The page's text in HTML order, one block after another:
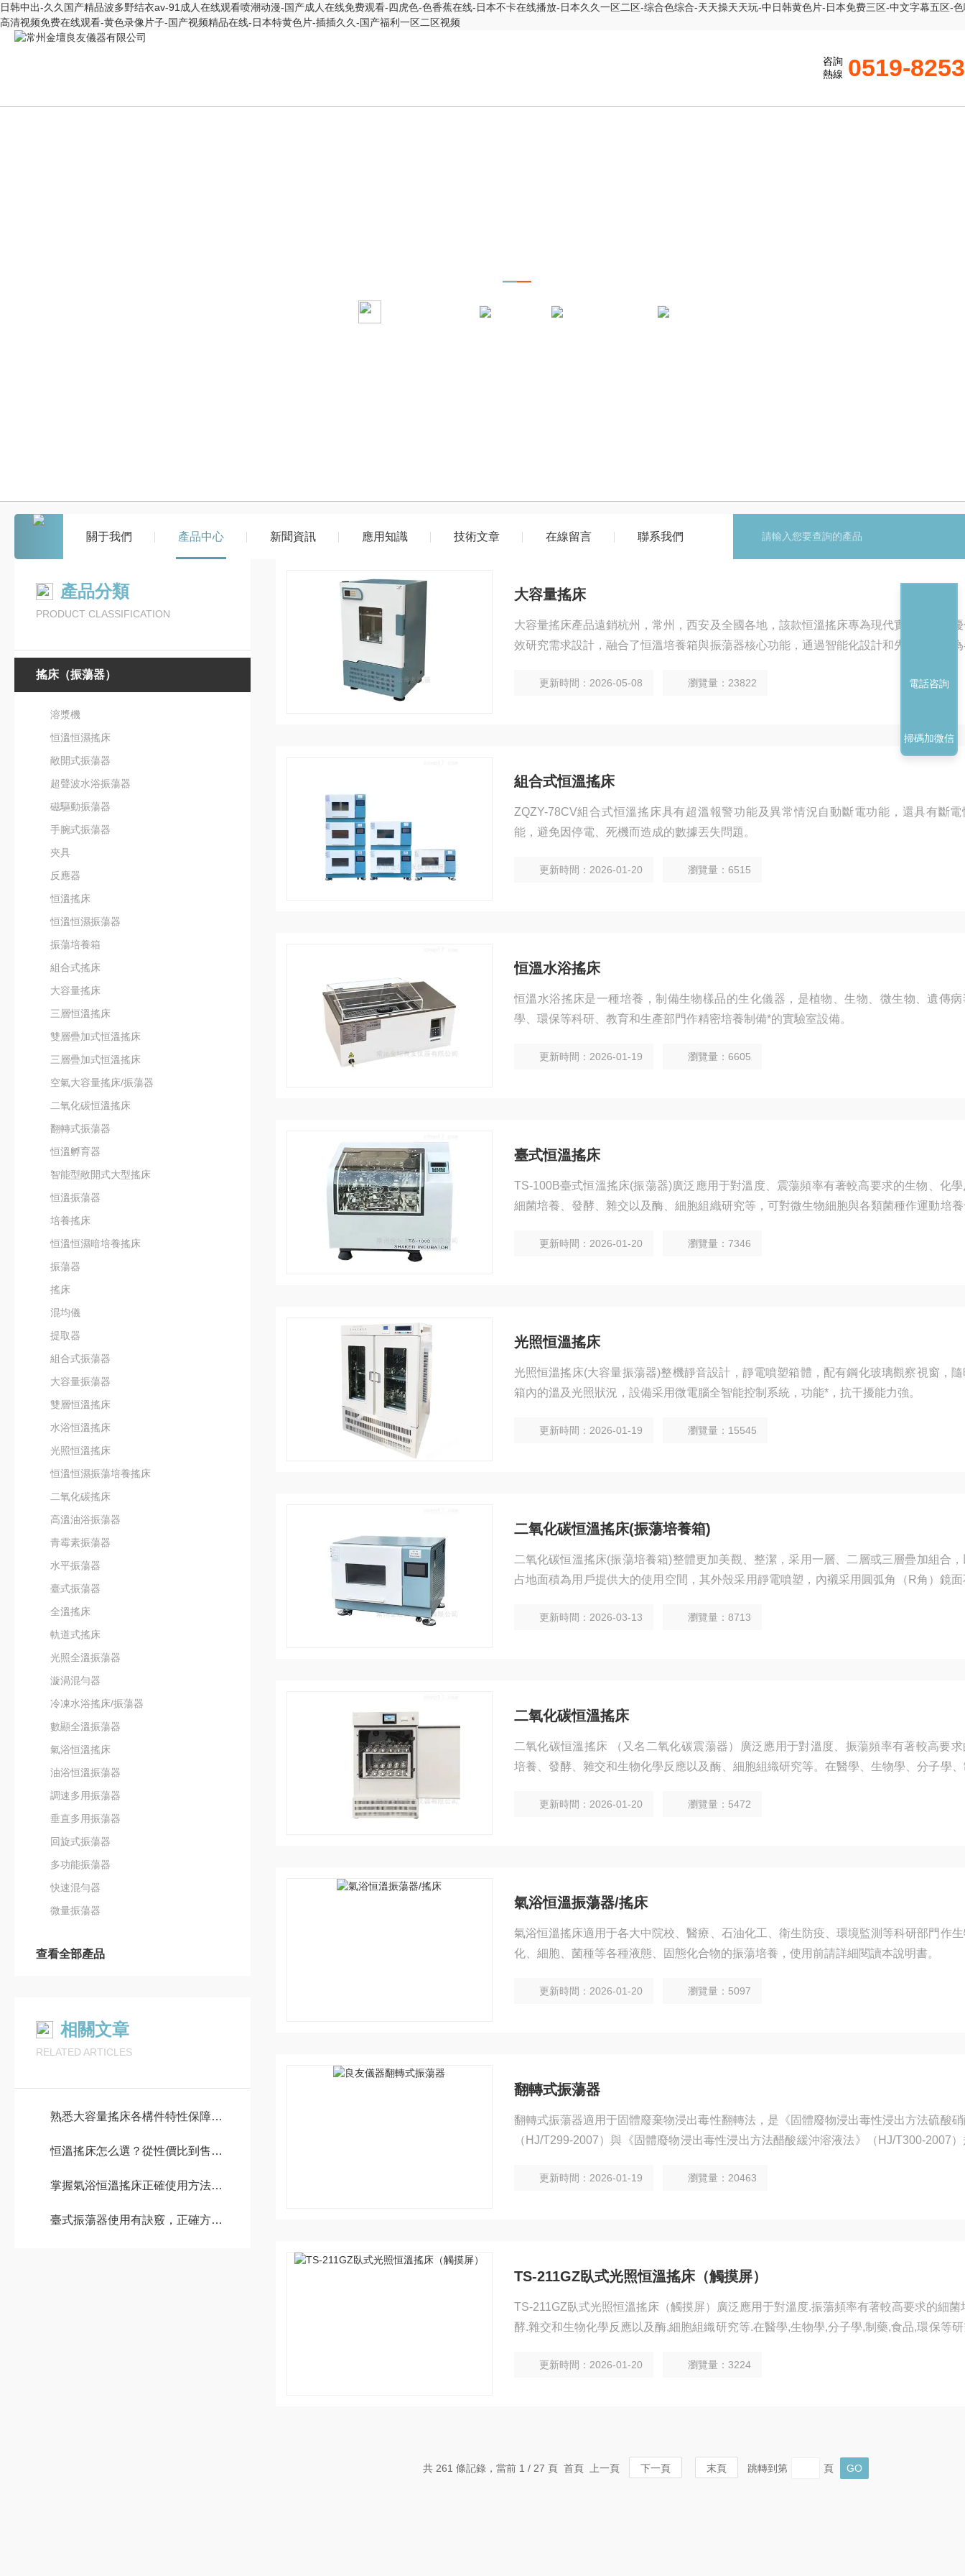
日韩中出-久久国产精品波多野结衣av-91成人在线观看喷潮动漫-国产成人在线免费观看-四虎色-色香蕉在线-日本不卡在线播放-日本久久一区二区-综合色综合-天天操天天玩-中日韩黄色片-日本免费三区-中文字幕五区-
高清视频免费在线观看-黄色录像片子-国产视频精品在线-日本特黄色片-插插久久-国产福利一区二区视频
咨詢
熱線 0519-
關于我們 產品中心 新聞資訊 應用知識 技術文章 在線留言 聯系我們
產品分類
PRODUCT CLASSIFICATION
搖床（振蕩器）
溶漿機
恒溫恒濕搖床
敞開式振蕩器
超聲波水浴振蕩器
磁驅動振蕩器
手腕式振蕩器
夾具
反應器
恒溫搖床
恒溫恒濕振蕩器
振蕩培養箱
組合式搖床
大容量搖床
三層恒溫搖床
雙層疊加式恒溫搖床
三層疊加式恒溫搖床
空氣大容量搖床/振蕩器
二氧化碳恒溫搖床
翻轉式振蕩器
恒溫孵育器
智能型敞開式大型搖床
恒溫振蕩器
培養搖床
恒溫恒濕暗培養搖床
振蕩器
搖床
混均儀
提取器
組合式振蕩器
大容量振蕩器
雙層恒溫搖床
水浴恒溫搖床
光照恒溫搖床
恒溫恒濕振蕩培養搖床
二氧化碳搖床
高溫油浴振蕩器
青霉素振蕩器
水平振蕩器
臺式振蕩器
全溫搖床
軌道式搖床
光照全溫振蕩器
漩渦混勻器
冷凍水浴搖床/振蕩器
數顯全溫振蕩器
氣浴恒溫搖床
油浴恒溫振蕩器
調速多用振蕩器
垂直多用振蕩器
回旋式振蕩器
多功能振蕩器
快速混勻器
微量振蕩器
查看全部產品
相關文章
RELATED ARTICLES
熟悉大容量搖床各構件特性保障批量實驗樣品培育效果統一
恒溫搖床怎么選？從性價比到售后，以常州金壇良友為例的全攻略
掌握氣浴恒溫搖床正確使用方法有助于確保實驗條件的準確性
臺式振蕩器使用有訣竅，正確方法您知道嗎？
大容量搖床
大容量搖床產品遠銷杭州，常州，西安及全國各地，該款恒溫搖床專為現代實驗室空間
效研究需求設計，融合了恒溫培養箱與振蕩器核心功能，通過智能化設計和先進技術，
溶解與混合實驗、藥物研發與測試、環境監測分析等多個領域。
更新時間：2026-05-08 瀏覽量：23822
組合式恒溫搖床
ZQZY-78CV組合式恒溫搖床具有超溫報警功能及異常情況自動斷電功能，還具有斷電
能，避免因停電、死機而造成的數據丟失問題。
更新時間：2026-01-20 瀏覽量：6515
恒溫水浴搖床
恒溫水浴搖床是一種培養，制備生物樣品的生化儀器，是植物、生物、微生物、遺傳
學、環保等科研、教育和生產部門作精密培養制備*的實驗室設備。
更新時間：2026-01-19 瀏覽量：6605
臺式恒溫搖床
TS-100B臺式恒溫搖床(振蕩器)廣泛應用于對溫度、震蕩頻率有著較高要求的生物、化
細菌培養、發酵、雜交以及酶、細胞組織研究等，可對微生物細胞與各類菌種作運動培
更新時間：2026-01-20 瀏覽量：7346
光照恒溫搖床
光照恒溫搖床(大容量振蕩器)整機靜音設計，靜電噴塑箱體，配有鋼化玻璃觀察視窗，
箱內的溫及光照狀況，設備采用微電腦全智能控制系統，功能*，抗干擾能力強。
更新時間：2026-01-19 瀏覽量：15545
二氧化碳恒溫搖床(振蕩培養箱)
二氧化碳恒溫搖床(振蕩培養箱)整體更加美觀、整潔，采用一層、二層或三層疊加組合
占地面積為用戶提供大的使用空間，其外殼采用靜電噴塑，內襯采用圓弧角（R角）鏡
更新時間：2026-03-13 瀏覽量：8713
二氧化碳恒溫搖床
二氧化碳恒溫搖床 （又名二氧化碳震蕩器）廣泛應用于對溫度、振蕩頻率有著較高要
培養、發酵、雜交和生物化學反應以及酶、細胞組織研究等。在醫學、生物學、分子學
更新時間：2026-01-20 瀏覽量：5472
氣浴恒溫振蕩器/搖床
氣浴恒溫搖床適用于各大中院校、醫療、石油化工、衛生防疫、環境監測等科研部門作
化、細胞、菌種等各種液態、固態化合物的振蕩培養，使用前請詳細閱讀本說明書。
更新時間：2026-01-20 瀏覽量：5097
翻轉式振蕩器
翻轉式振蕩器適用于固體廢棄物浸出毒性翻轉法，是《固體廢物浸出毒性浸出方法硫酸
（HJ/T299-2007）與《固體廢物浸出毒性浸出方法醋酸緩沖溶液法》（HJ/T300-2007
更新時間：2026-01-19 瀏覽量：20463
TS-211GZ臥式光照恒溫搖床（觸摸屏）
TS-211GZ臥式光照恒溫搖床（觸摸屏）廣泛應用于對溫度.振蕩頻率有著較高要求的細菌
酵.雜交和生物化學反應以及酶,細胞組織研究等.在醫學,生物學,分子學,制藥,食品,環保等
更新時間：2026-01-20 瀏覽量：3224
共 261 條記錄，當前 1 / 27 頁 首頁 上一頁 下一頁 末頁 跳轉到第 頁
電話咨詢
掃碼加微信